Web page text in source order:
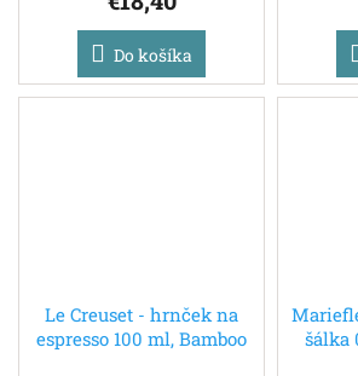
Do košíka
Le Creuset - hrnček na
espresso 100 ml, Bamboo
šálka